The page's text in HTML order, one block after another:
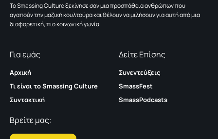
To Smassing Culture ξεκίνησε σαν μια προσπάθεια ανθρώπων που
αγαπούν την μαζική κουλτούρα και θέλουν να μιλήσουν για αυτή από μια
διαφορετική, πιο κοινωνική γωνία.
Για εμάς
Αρχική
Τι είναι το Smassing Culture
Συντακτική
Δείτε Επίσης
Συνεντεύξεις
SmassFest
SmassPodcasts
Βρείτε μας: